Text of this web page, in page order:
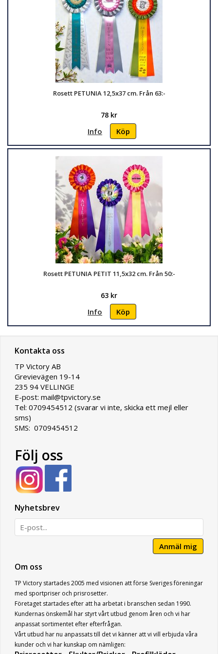
Rosett PETUNIA 12,5x37 cm. Från 63:-
78 kr
Info Köp
Rosett PETUNIA PETIT 11,5x32 cm. Från 50:-
63 kr
Info Köp
Kontakta oss
TP Victory AB
Grevievägen 19-14
235 94 VELLINGE
E-post: mail@tpvictory.se
Tel: 0709454512 (svarar vi inte, skicka ett mejl eller
sms)
SMS: 0709454512
Följ oss
Nyhetsbrev
Anmäl mig
Om oss
TP Victory startades 2005 med visionen att förse Sveriges föreningar
med sportpriser och prisrosetter.
Företaget startades efter att ha arbetat i branschen sedan 1990.
Kundernas önskemål har styrt vårt utbud genom åren och vi har
anpassat sortimentet efter efterfrågan.
Vårt utbud har nu anpassats till det vi känner att vi vill erbjuda våra
kunder och vi har kunskap om nämligen: